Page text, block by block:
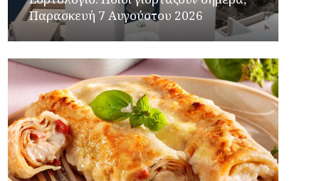
Παρασκευή 7 Αυγούστου 2026